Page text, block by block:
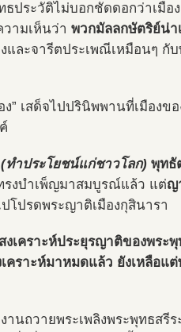
ธประวัติไม่บอกชัดดอกว่าเมือ
ามเห็นว่า พวกมัลลกษัตริย์น่า
และจารีตประเพณีเหมือนๆ กั
เสด็จไปปรินิพพานที่เมืองขอ
(ทำประโยชน์แก่ชาวโลก) พุทธั
รงบำเพ็ญมาสมบูรณ์แล้ว แต่ญ
โปรดพระญาติเมืองกุสินารา
เคราะห์ประยุรญาติของพระ
คราะห์มาหมดแล้ว ยังเหลือแ
นถวายพระเพลิงพระพุทธสรีร